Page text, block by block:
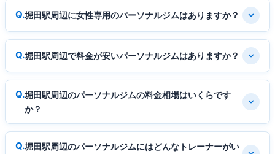
堀田駅周辺に女性専用のパーソナルジムはありますか？
堀田駅周辺で料金が安いパーソナルジムはありますか？
堀田駅周辺のパーソナルジムの料金相場はいくらです
か？
堀田駅周辺のパーソナルジムにはどんなトレーナーがい